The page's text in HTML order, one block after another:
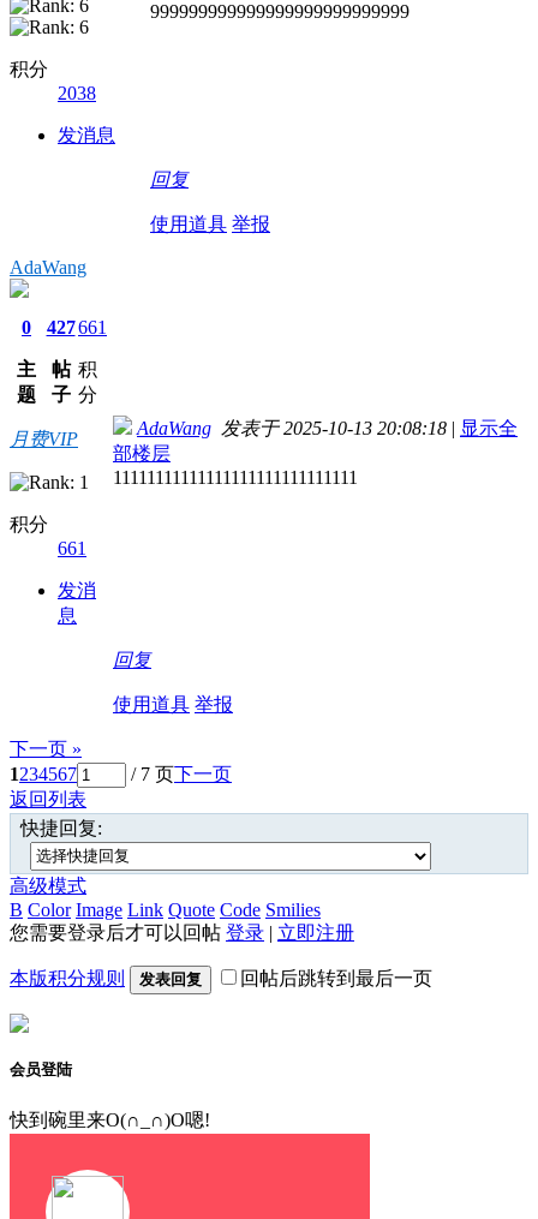
积分
2038
发消息
999999999999999999999999999
回复
使用道具 举报
AdaWang
0
主
题
427
帖
子
661
积
分
月费VIP
积分
661
发消
息
AdaWang 发表于 2025-10-13 20:08:18 | 显示全
部楼层
11111111111111111111111111111
回复
使用道具 举报
下一页 »
1234567 / 7 页下一页
返回列表
快捷回复:
高级模式
B Color Image Link Quote Code Smilies
您需要登录后才可以回帖 登录 | 立即注册
本版积分规则 发表回复 回帖后跳转到最后一页
会员登陆
快到碗里来O(∩_∩)O嗯!